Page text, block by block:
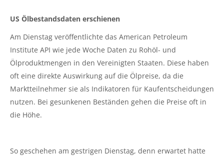
US Ölbestandsdaten erschienen
Am Dienstag veröffentlichte das American Petroleum
Institute API wie jede Woche Daten zu Rohöl- und
Ölproduktmengen in den Vereinigten Staaten. Diese haben
oft eine direkte Auswirkung auf die Ölpreise, da die
Marktteilnehmer sie als Indikatoren für Kaufentscheidungen
nutzen. Bei gesunkenen Beständen gehen die Preise oft in
die Höhe.
So geschehen am gestrigen Dienstag, denn erwartet hatte